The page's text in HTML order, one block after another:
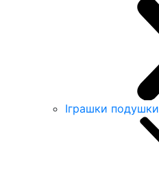
Іграшки подушки